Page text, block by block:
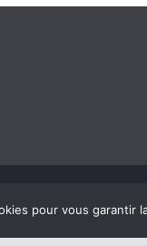
Propulsé par
pour vous garantir